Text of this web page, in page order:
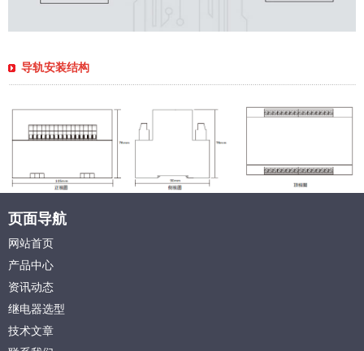
导轨安装结构
页面导航
网站首页
产品中心
资讯动态
继电器选型
技术文章